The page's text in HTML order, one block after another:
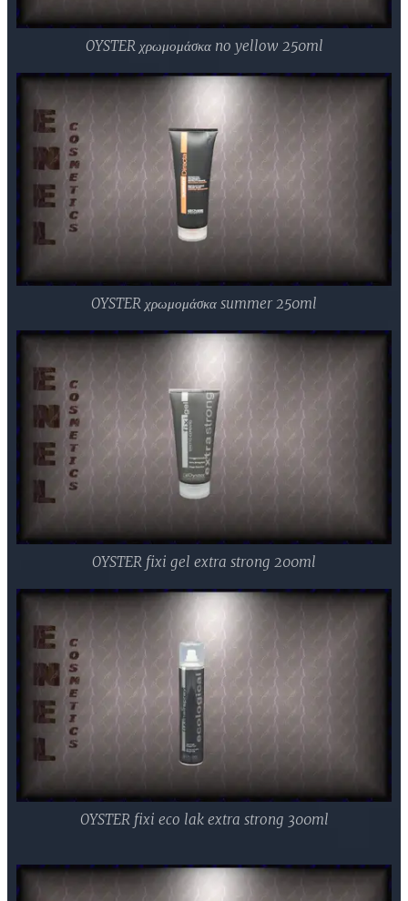
OYSTER χρωμομάσκα no yellow 250ml
OYSTER χρωμομάσκα summer 250ml
OYSTER fixi gel extra strong 200ml
OYSTER fixi eco lak extra strong 300ml